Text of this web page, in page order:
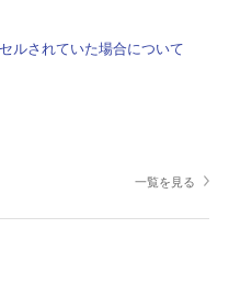
ルされていた場合について
一覧を見る